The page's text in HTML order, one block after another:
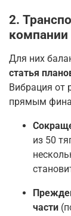
2.
компании
Для них
статья
Вибрация от
прямым
из 50
части